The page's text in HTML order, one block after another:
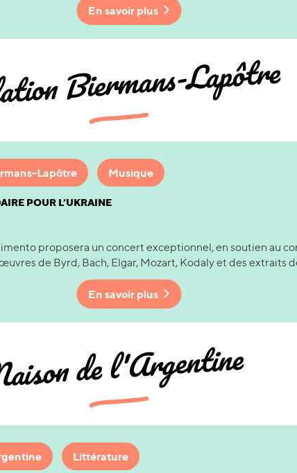
En savoir plus
Biermans-Lapôtre
Lapôtre Musique
POUR L’UKRAINE
proposera un concert exceptionnel, en soutien au
de Byrd, Bach, Elgar, Mozart, Kodaly et des extraits
En savoir plus
de l'Argentine
Littérature